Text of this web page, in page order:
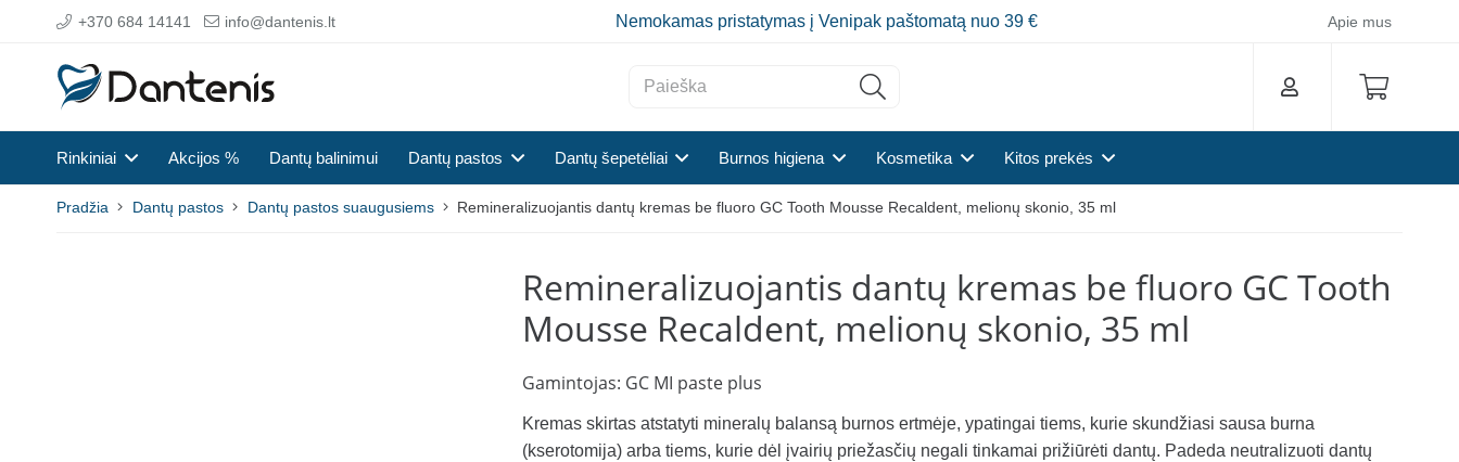
+370 684 14141 info@dantenis.lt Nemokamas pristatymas į Venipak paštomatą nuo 39 € Apie mus
Rinkiniai Akcijos % Dantų balinimui Dantų pastos Dantų šepetėliai Burnos higiena Kosmetika Kitos prekės
Pradžia Dantų pastos Dantų pastos suaugusiems Remineralizuojantis dantų kremas be fluoro GC Tooth Mousse Recaldent, melionų skonio, 35 ml
Remineralizuojantis dantų kremas be fluoro GC Tooth
Mousse Recaldent, melionų skonio, 35 ml
Gamintojas: GC MI paste plus
Kremas skirtas atstatyti mineralų balansą burnos ertmėje, ypatingai tiems, kurie skundžiasi sausa burna
(kserotomija) arba tiems, kurie dėl įvairių priežasčių negali tinkamai prižiūrėti dantų. Padeda neutralizuoti dantų